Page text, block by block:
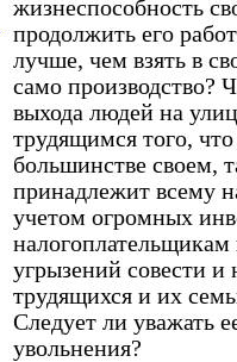
жизнеспособность
продолжить его
лучше, чем взять в
само производство?
выхода людей на
трудящимся того,
большинстве своем,
принадлежит всему
учетом огромных
угрызений совести и
трудящихся и их
Следует ли уважать
увольнения?